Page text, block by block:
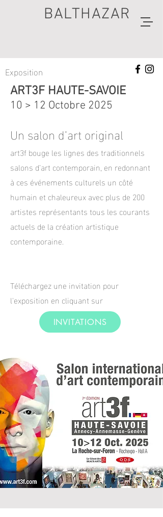
BALTHAZAR
artiste
peintre
Exposition
ART3F HAUTE-SAVOIE
10 > 12 Octobre 2025
Un salon d’art original
art3f bouge les lignes des traditionnels
salons d’art contemporain, en redonnant
à ces événements culturels un côté
humain et chaleureux avec plus de 200
artistes représentants tous les courants
actuels de la création artistique
contemporaine.
Téléchargez une invitation pour
l'exposition en cliquant sur
INVITATIONS